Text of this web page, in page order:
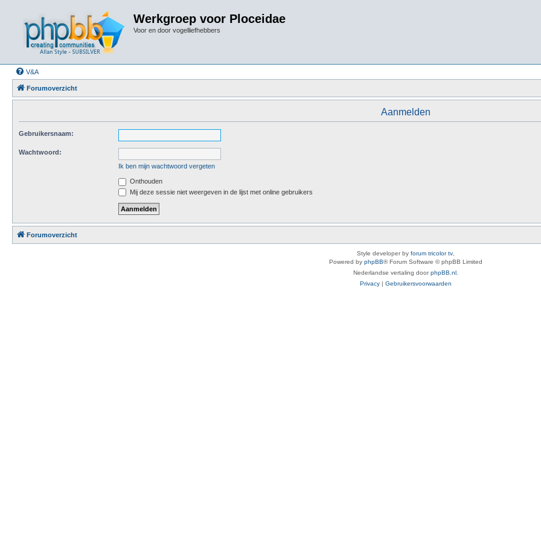
Werkgroep voor Ploceidae
Voor en door vogelliefhebbers
V&A
Forumoverzicht
Aanmelden
Gebruikersnaam:
Wachtwoord:
Ik ben mijn wachtwoord vergeten
Onthouden
Mij deze sessie niet weergeven in de lijst met online gebruikers
Forumoverzicht
Style developer by forum tricolor tv,
Powered by phpBB® Forum Software © phpBB Limited
Nederlandse vertaling doorphpBB.nl.
Privacy | Gebruikersvoorwaarden